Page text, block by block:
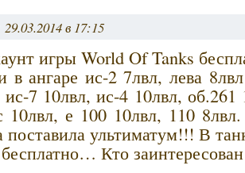
29.03.2014 в 17:15
игры World Of Tanks
в ангаре ис-2 7лвл, лева
ис-7 10лвл, ис-4 10лвл,
10лвл, е 100 10лвл, 110
поставила ультиматум!!! В
Кто